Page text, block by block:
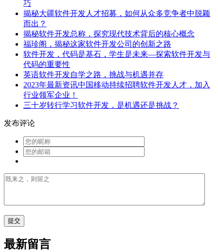
巧
揭秘大疆软件开发人才招募，如何从众多竞争者中脱颖
而出？
揭秘软件开发总称，探究现代技术背后的核心概念
福珍阁，揭秘这家软件开发公司的创新之路
软件开发，代码是基石，学生是未来—探索软件开发与
代码的重要性
英语软件开发自学之路，挑战与机遇并存
2023年最新资讯中国移动持续招聘软件开发人才，加入
行业领军企业！
三十岁转行学习软件开发，是机遇还是挑战？
发布评论
最新留言